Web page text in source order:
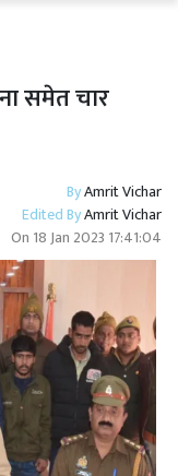
समेत चार
ByAmrit Vichar
Edited ByAmrit Vichar
On 18 Jan 2023 17:41:04